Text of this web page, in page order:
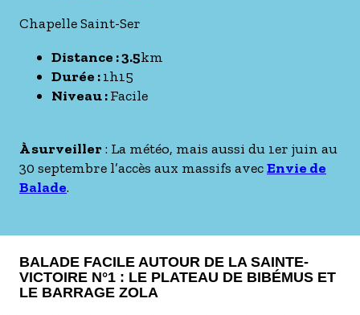
Chapelle Saint-Ser
Distance : 3.5km
Durée :1h15
Niveau :Facile
À surveiller: La météo, mais aussi du 1er juin au
30 septembre l’accès aux massifs avecEnvie de
Balade.
BALADE FACILE AUTOUR DE LA SAINTE-
VICTOIRE N°1 : LE PLATEAU DE BIBÉMUS ET
LE BARRAGE ZOLA